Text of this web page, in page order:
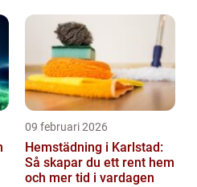
09 februari 2026
Hemstädning i Karlstad:
Så skapar du ett rent hem
och mer tid i vardagen